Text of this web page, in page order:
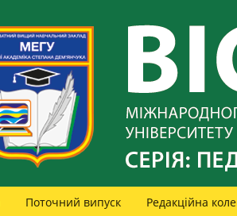
Поточний випуск Редакційна